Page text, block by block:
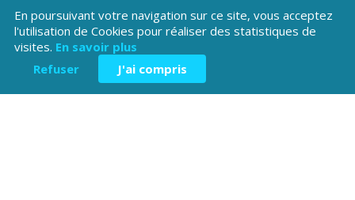
Valoriser
Restez informé des projets et des actualités du patrimoine des
Hautes-Alpes
En poursuivant votre navigation sur ce site, vous acceptez
l'utilisation de Cookies pour réaliser des statistiques de
visites. En savoir plus
Refuser
J'ai compris